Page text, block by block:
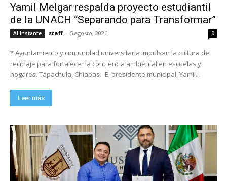
Yamil Melgar respalda proyecto estudiantil
de la UNACH “Separando para Transformar”
Al Instante staff - 5 agosto, 2026 0
* Ayuntamiento y comunidad universitaria impulsan la cultura del
reciclaje para fortalecer la conciencia ambiental en escuelas y
hogares. Tapachula, Chiapas.- El presidente municipal, Yamil...
Leer más